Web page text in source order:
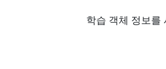
학습 객체 정보를